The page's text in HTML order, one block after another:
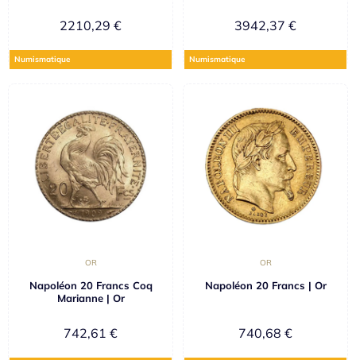
2210,29 €
Numismatique
3942,37 €
Numismatique
OR
Napoléon 20 Francs Coq
Marianne | Or
742,61 €
OR
Napoléon 20 Francs | Or
740,68 €